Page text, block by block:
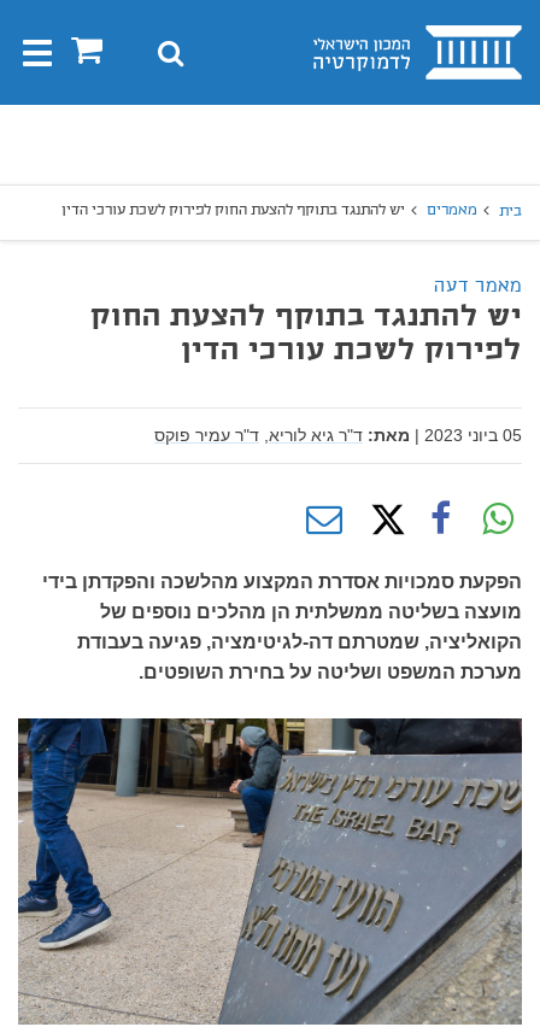
בית 0 חיפוש
בית מאמרים יש להתנגד בתוקף להצעת החוק לפירוק לשכת עורכי הדין
מאמר דעה
יש להתנגד בתוקף להצעת החוק
לפירוק לשכת עורכי הדין
05 ביוני 2023 | מאת: ד"ר גיא לוריא, ד"ר עמיר פוקס
הפקעת סמכויות אסדרת המקצוע מהלשכה והפקדתן בידי
מועצה בשליטה ממשלתית הן מהלכים נוספים של
הקואליציה, שמטרתם דה-לגיטימציה, פגיעה בעבודת
מערכת המשפט ושליטה על בחירת השופטים.